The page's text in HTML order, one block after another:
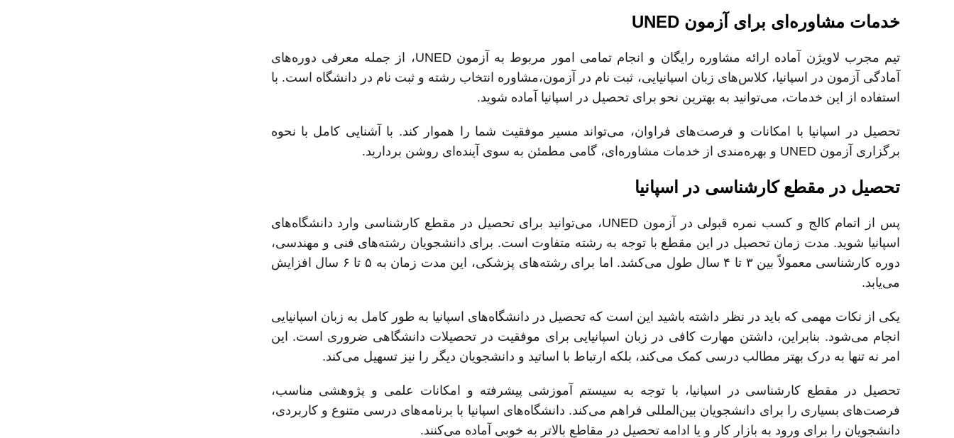
خدمات مشاوره‌ای برای آزمون UNED
تیم مجرب لاویژن آماده ارائه مشاوره رایگان و انجام تمامی امور مربوط به آزمون UNED، از جمله معرفی دوره‌های
آمادگی آزمون در اسپانیا، کلاس‌های زبان اسپانیایی، ثبت نام در آزمون،مشاوره انتخاب رشته و ثبت نام در دانشگاه است. با
استفاده از این خدمات، می‌توانید به بهترین نحو برای تحصیل در اسپانیا آماده شوید.
تحصیل در اسپانیا با امکانات و فرصت‌های فراوان، می‌تواند مسیر موفقیت شما را هموار کند. با آشنایی کامل با نحوه
برگزاری آزمون UNED و بهره‌مندی از خدمات مشاوره‌ای، گامی مطمئن به سوی آینده‌ای روشن بردارید.
تحصیل در مقطع کارشناسی در اسپانیا
پس از اتمام کالج و کسب نمره قبولی در آزمون UNED، می‌توانید برای تحصیل در مقطع کارشناسی وارد دانشگاه‌های
اسپانیا شوید. مدت زمان تحصیل در این مقطع با توجه به رشته متفاوت است. برای دانشجویان رشته‌های فنی و مهندسی،
دوره کارشناسی معمولاً بین ۳ تا ۴ سال طول می‌کشد. اما برای رشته‌های پزشکی، این مدت زمان به ۵ تا ۶ سال افزایش
می‌یابد.
یکی از نکات مهمی که باید در نظر داشته باشید این است که تحصیل در دانشگاه‌های اسپانیا به طور کامل به زبان اسپانیایی
انجام می‌شود. بنابراین، داشتن مهارت کافی در زبان اسپانیایی برای موفقیت در تحصیلات دانشگاهی ضروری است. این
امر نه تنها به درک بهتر مطالب درسی کمک می‌کند، بلکه ارتباط با اساتید و دانشجویان دیگر را نیز تسهیل می‌کند.
تحصیل در مقطع کارشناسی در اسپانیا، با توجه به سیستم آموزشی پیشرفته و امکانات علمی و پژوهشی مناسب،
فرصت‌های بسیاری را برای دانشجویان بین‌المللی فراهم می‌کند. دانشگاه‌های اسپانیا با برنامه‌های درسی متنوع و کاربردی،
دانشجویان را برای ورود به بازار کار و یا ادامه تحصیل در مقاطع بالاتر به خوبی آماده می‌کنند.